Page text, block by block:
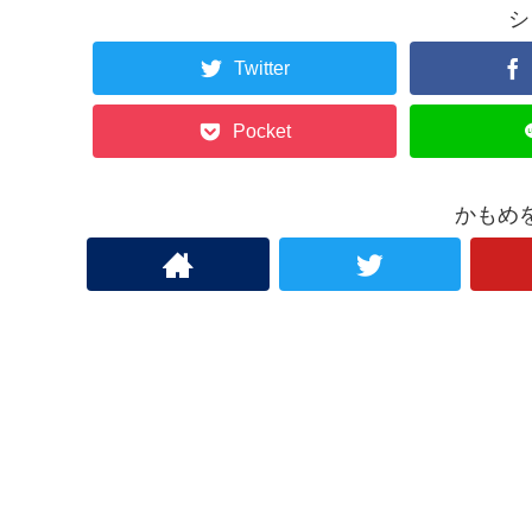
Twitter
Pocket
かもめ